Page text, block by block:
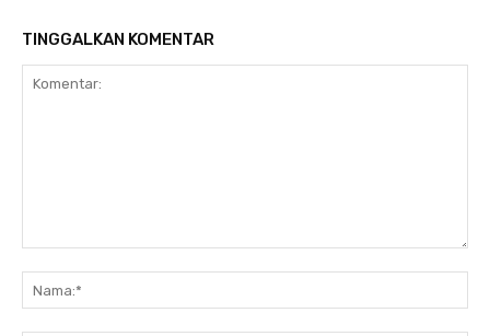
TINGGALKAN KOMENTAR